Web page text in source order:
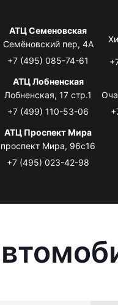
АТЦ Семеновская
Семёновский пер, 4А
+7 (495) 085-74-61
АТЦ Лобненская
Лобненская, 17 стр.1
+7 (499) 110-53-06
АТЦ Проспект Мира
проспект Мира, 96с16
+7 (495) 023-42-98